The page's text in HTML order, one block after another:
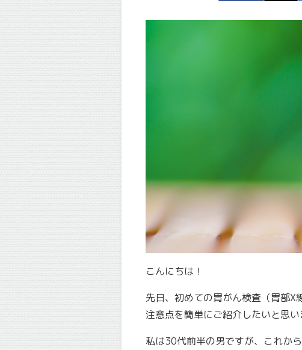
こんにちは！
先日、初めての胃がん検査（胃部X
注意点を簡単にご紹介したいと思い
私は30代前半の男ですが、これか